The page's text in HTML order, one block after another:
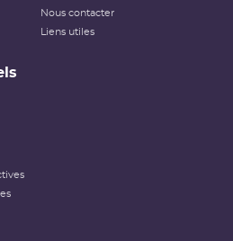
Nous contacter
Liens utiles